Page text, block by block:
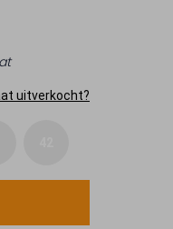
uitverkocht?